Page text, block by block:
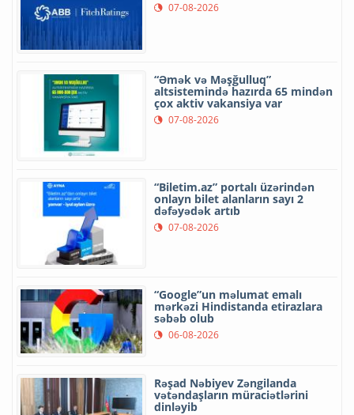
07-08-2026
“Əmək və Məşğulluq”
altsistemində hazırda 65 mindən
çox aktiv vakansiya var
07-08-2026
“Biletim.az” portalı üzərindən
onlayn bilet alanların sayı 2
dəfəyədək artıb
07-08-2026
“Google”un məlumat emalı
mərkəzi Hindistanda etirazlara
səbəb olub
06-08-2026
Rəşad Nəbiyev Zəngilanda
vətəndaşların müraciətlərini
dinləyib